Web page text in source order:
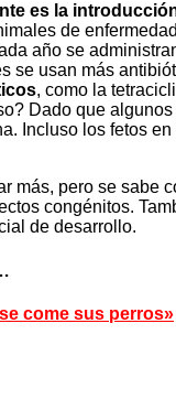
es la
de
año se
se usan más
, como la
Dado que
Incluso los fetos
más, pero se sabe
congénitos.
de desarrollo.
come sus perros»